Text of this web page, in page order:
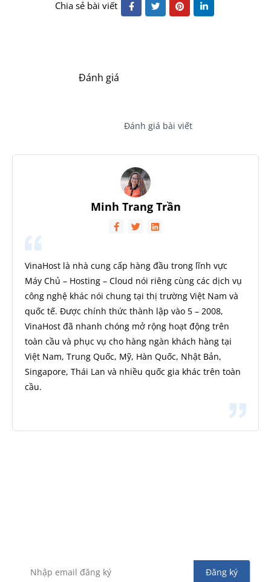
Chia sẻ bài viết
Đánh giá
Đánh giá bài viết
Minh Trang Trần
VinaHost là nhà cung cấp hàng đầu trong lĩnh vực
Máy Chủ – Hosting – Cloud nói riêng cùng các dịch vụ
công nghệ khác nói chung tại thị trường Việt Nam và
quốc tế. Được chính thức thành lập vào 5 – 2008,
VinaHost đã nhanh chóng mở rộng hoạt động trên
toàn cầu và phục vụ cho hàng ngàn khách hàng tại
Việt Nam, Trung Quốc, Mỹ, Hàn Quốc, Nhật Bản,
Singapore, Thái Lan và nhiều quốc gia khác trên toàn
cầu.